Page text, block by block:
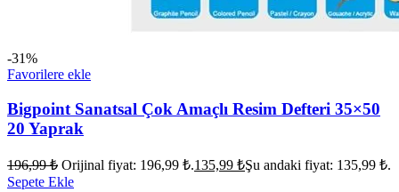
-31%
Favorilere ekle
Bigpoint Sanatsal Çok Amaçlı Resim Defteri 35×50
20 Yaprak
196,99₺ Orijinal fiyat: 196,99 ₺.135,99 ₺Şu andaki fiyat: 135,99 ₺.
Sepete Ekle